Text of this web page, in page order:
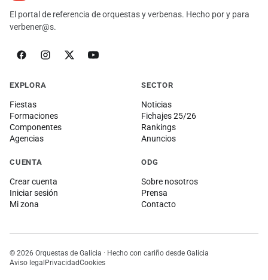
El portal de referencia de orquestas y verbenas. Hecho por y para
verbener@s.
EXPLORA
Fiestas
Formaciones
Componentes
Agencias
SECTOR
Noticias
Fichajes 25/26
Rankings
Anuncios
CUENTA
Crear cuenta
Iniciar sesión
Mi zona
ODG
Sobre nosotros
Prensa
Contacto
© 2026 Orquestas de Galicia · Hecho con cariño desde Galicia
Aviso legal PrivacidadCookies